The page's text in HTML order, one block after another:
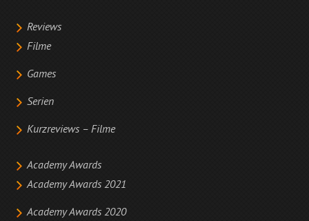
Reviews
Filme
Games
Serien
Kurzreviews – Filme
Academy Awards
Academy Awards 2021
Academy Awards 2020